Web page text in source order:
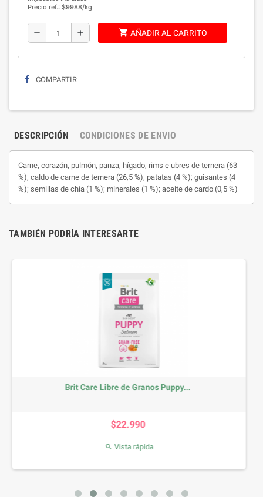
Precio ref.: $9988/kg
remove add shopping_cart AÑADIR AL CARRITO
COMPARTIR
DESCRIPCIÓN CONDICIONES DE ENVIO
Carne, corazón, pulmón, panza, hígado, rims e ubres de ternera (63
%); caldo de carne de ternera (26,5 %); patatas (4 %); guisantes (4
%); semillas de chía (1 %); minerales (1 %); aceite de cardo (0,5 %)
TAMBIÉN PODRÍA INTERESARTE
Brit Care Libre de Granos